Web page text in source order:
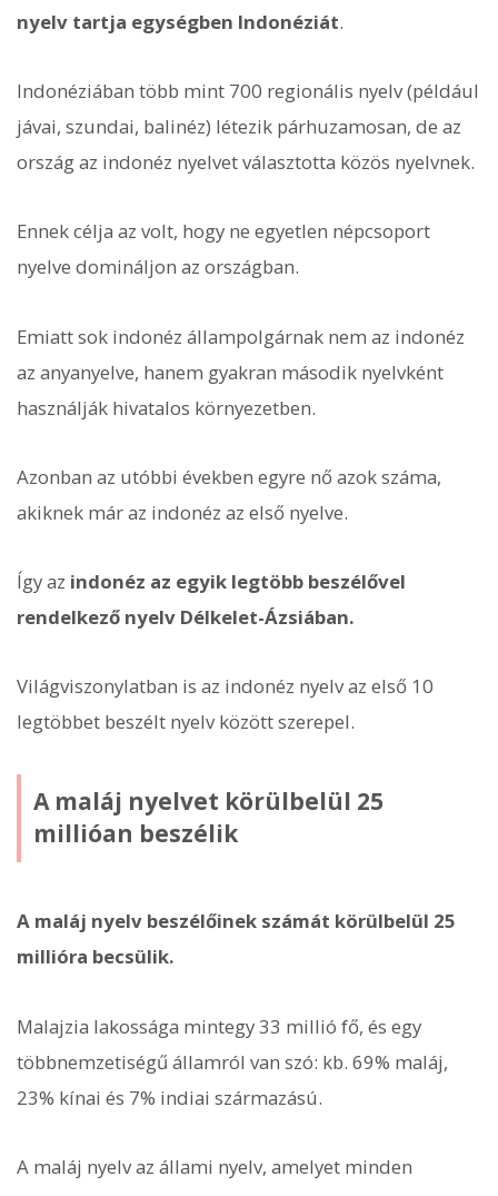
nyelv tartja egységben Indonéziát.
Indonéziában több mint 700 regionális nyelv (például
jávai, szundai, balinéz) létezik párhuzamosan, de az
ország az indonéz nyelvet választotta közös nyelvnek.
Ennek célja az volt, hogy ne egyetlen népcsoport
nyelve domináljon az országban.
Emiatt sok indonéz állampolgárnak nem az indonéz
az anyanyelve, hanem gyakran második nyelvként
használják hivatalos környezetben.
Azonban az utóbbi években egyre nő azok száma,
akiknek már az indonéz az első nyelve.
Így az indonéz az egyik legtöbb beszélővel
rendelkező nyelv Délkelet-Ázsiában.
Világviszonylatban is az indonéz nyelv az első 10
legtöbbet beszélt nyelv között szerepel.
A maláj nyelvet körülbelül 25
millióan beszélik
A maláj nyelv beszélőinek számát körülbelül 25
millióra becsülik.
Malajzia lakossága mintegy 33 millió fő, és egy
többnemzetiségű államról van szó: kb. 69% maláj,
23% kínai és 7% indiai származású.
A maláj nyelv az állami nyelv, amelyet minden